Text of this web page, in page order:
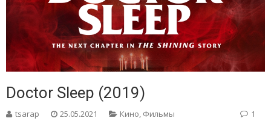
Doctor Sleep (2019)
tsarap 25.05.2021 Кино, Фильмы 1